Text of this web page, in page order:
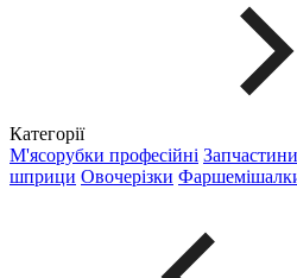
Категорії
М'ясорубки професійні
шприци Овочерізки